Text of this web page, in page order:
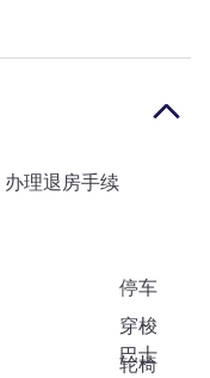
办理退房手续
停车
穿梭
巴士
轮椅